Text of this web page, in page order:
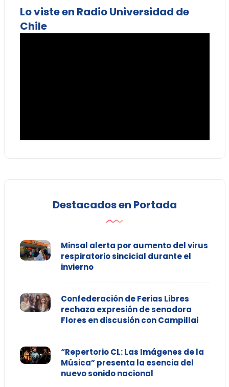
Lo viste en Radio Universidad de
Chile
Destacados en Portada
Minsal alerta por aumento del virus
respiratorio sincicial durante el
invierno
Confederación de Ferias Libres
rechaza expresión de senadora
Flores en discusión con Campillai
“Repertorio CL: Las Imágenes de la
Música” presenta la esencia del
nuevo sonido nacional